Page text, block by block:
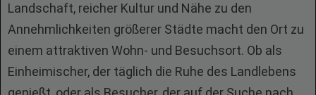
Landschaft, reicher Kultur und Nähe zu den
Annehmlichkeiten größerer Städte macht den Ort zu
einem attraktiven Wohn- und Besuchsort. Ob als
Einheimischer, der täglich die Ruhe des Landlebens